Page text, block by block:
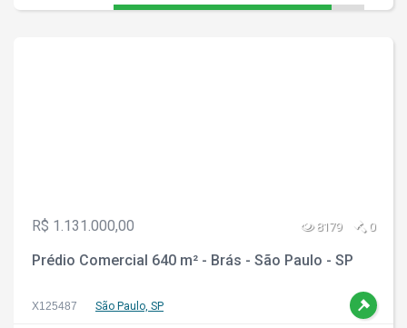
R$ 1.131.000,00 8179 0
Prédio Comercial 640 m² - Brás - São Paulo - SP
X125487 São Paulo, SP